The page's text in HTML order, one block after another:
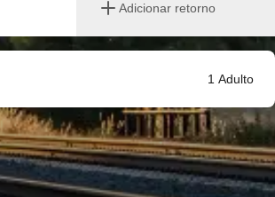
Adicionar retorno
1 Adulto